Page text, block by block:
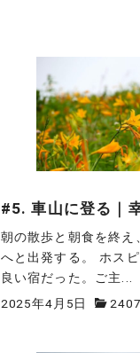
#5. 車山に登る｜
朝の散歩と朝食を終
へと出発する。 ホス
良い宿だった。ご主...
2025年4月5日